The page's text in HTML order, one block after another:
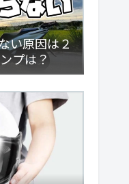
い原因は２
プは？